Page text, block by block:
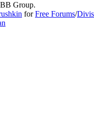
Group.
forFree Forums/